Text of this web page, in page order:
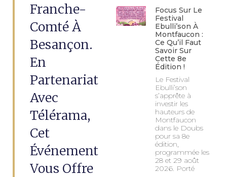
Franche-
Comté À
Besançon.
En
Partenariat
Avec
Télérama,
Cet
Événement
Vous Offre
Focus Sur Le
Festival
Ebulli’son À
Montfaucon :
Ce Qu’il Faut
Savoir Sur
Cette 8e
Édition !
Le Festival
Ebulli’son
s’apprête à
investir les
hauteurs de
Montfaucon
dans le Doubs
pour sa 8e
édition,
programmée les
28 et 29 août
2026. Porté